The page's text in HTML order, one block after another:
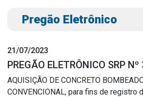
Pregão Eletrônico
21/07/2023
PREGÃO ELETRÔNICO SRP
AQUISIÇÃO DE CONCRETO
CONVENCIONAL, para fins de registro